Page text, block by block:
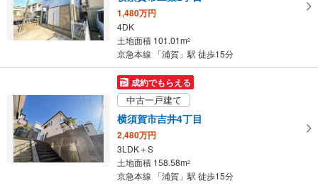
1,480万円
4DK
土地面積 101.01m2
京急本線 「浦賀」駅 徒歩15分
成約でもらえる
中古一戸建て
横須賀市吉井4丁目
2,480万円
3LDK＋S
土地面積 158.58m2
京急本線 「浦賀」駅 徒歩15分